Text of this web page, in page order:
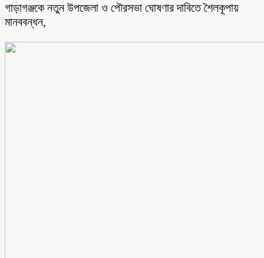
গাড়াগঞ্জকে নতুন উপজেলা ও পৌরসভা ঘোষণার দাবিতে শৈলকূপায়
মানববন্ধন,